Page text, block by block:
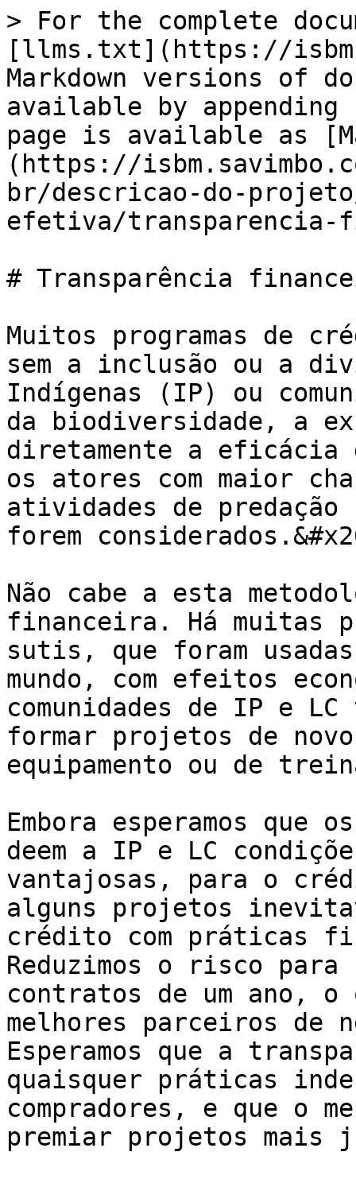
> For the complete
[llms.txt](https://
Markdown versions of
available by
page is available as
(https://
br/descricao-do-
efetiva/transparencia-
# Transparência
Muitos programas de
sem a inclusão ou a
Indígenas (IP) ou
da biodiversidade, a
diretamente a eficácia
os atores com maior
atividades de predação
forem
Não cabe a esta
financeira. Há muitas
sutis, que foram
mundo, com efeitos
comunidades de IP e
formar projetos de
equipamento ou de
Embora esperamos que
deem a IP e LC
vantajosas, para o
alguns projetos
crédito com práticas
Reduzimos o risco
contratos de um ano,
melhores parceiros de
Esperamos que a
quaisquer práticas
compradores, e que o
premiar projetos mais